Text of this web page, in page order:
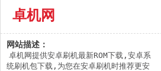
卓机网
网站描述：
卓机网提供安卓刷机最新ROM下载,安卓系
统刷机包下载,为您在安卓刷机时推荐更安